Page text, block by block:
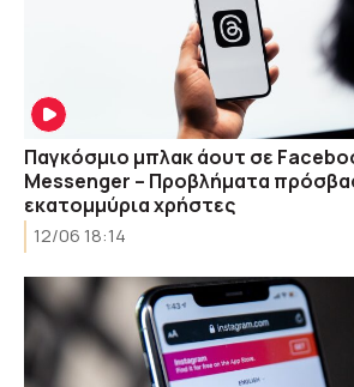
Παγκόσμιο μπλακ άουτ σε
Messenger – Προβλήματα
εκατομμύρια χρήστες
12/06 18:14